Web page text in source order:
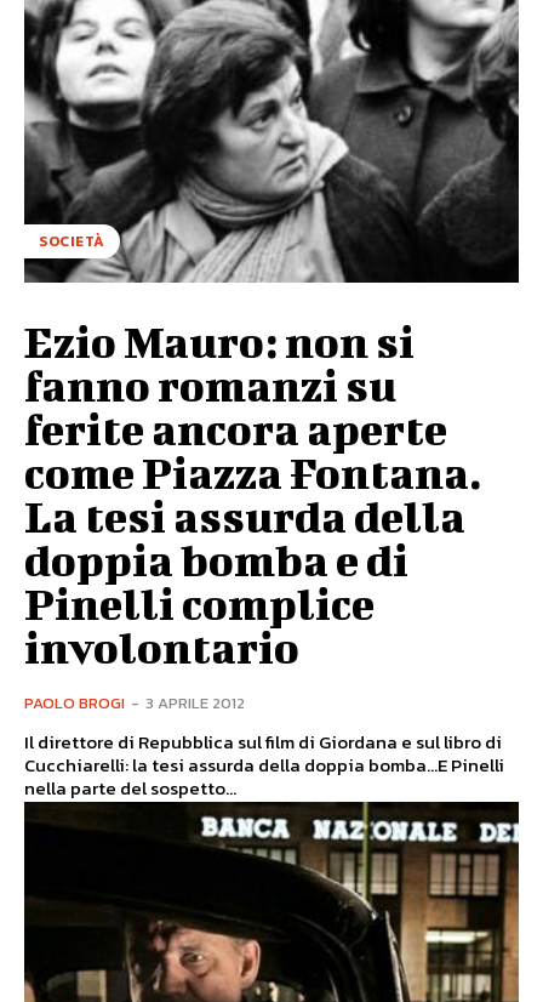
SOCIETÀ
Ezio Mauro: non si
fanno romanzi su
ferite ancora aperte
come Piazza Fontana.
La tesi assurda della
doppia bomba e di
Pinelli complice
involontario
PAOLO BROGI - 3 APRILE 2012
Il direttore di Repubblica sul film di Giordana e sul libro di
Cucchiarelli: la tesi assurda della doppia bomba…E Pinelli
nella parte del sospetto...